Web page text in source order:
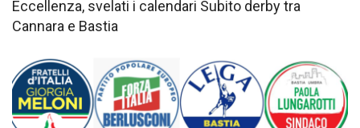
Eccellenza, svelati i calendari Subito derby tra
Cannara e Bastia